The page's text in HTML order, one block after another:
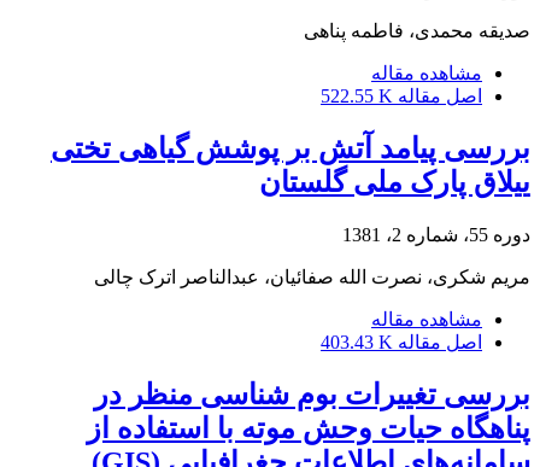
صدیقه محمدی، فاطمه پناهی
مشاهده مقاله
اصل مقاله 522.55 K
بررسی پیامد آتش بر پوشش گیاهی تختی
ییلاق پارک ملی گلستان
دوره 55، شماره 2، 1381
مریم شکری، نصرت الله صفائیان، عبدالناصر اترک چالی
مشاهده مقاله
اصل مقاله 403.43 K
بررسی تغییرات بوم شناسی منظر در
پناهگاه حیات وحش موته با استفاده از